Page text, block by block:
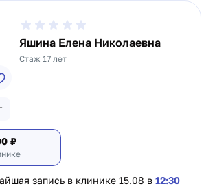
Яшина Елена Николаевна
Стаж 17 лет
₽
запись в клинике 15.08 в 12:30